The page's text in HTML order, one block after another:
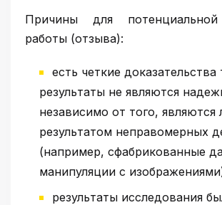
Причины для
работы (отзыва):
есть четкие доказательства
результаты не являются
независимо от того, являются
результатом неправомерных
(например, сфабрикованные
манипуляции с
результаты исследования